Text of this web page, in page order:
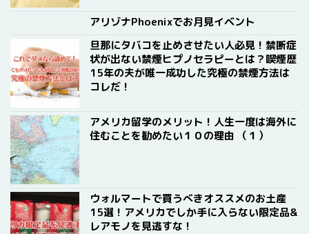
アリゾナPhoenixでお月見イベント
旦那にタバコを止めさせたい人必見！禁断症
状が出ない禁煙ヒプノセラピーとは？喫煙歴
15年の夫が唯一成功した究極の禁煙方法は
コレだ！
アメリカ留学のメリット！人生一度は海外に
住むことを勧めたい１０の理由 （１）
ウォルマートで買うべきオススメのお土産
15選！アメリカでしか手に入らない限定品&
レアモノを見逃すな！